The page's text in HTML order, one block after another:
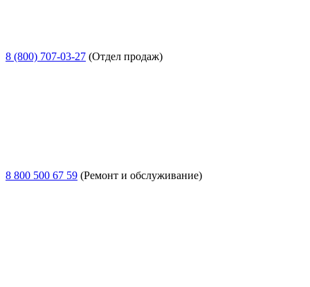
8 (800) 707-03-27 (Отдел продаж)
8 800 500 67 59 (Ремонт и обслуживание)